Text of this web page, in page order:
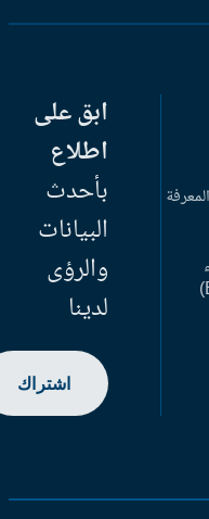
ابق على
اطلاع
بأحدث
البيانات
والرؤى
لدينا
اشتراك